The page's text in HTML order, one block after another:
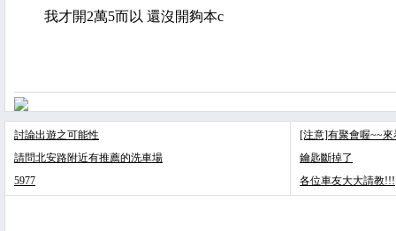
我才開2萬5而以 還沒開夠本c
討論出遊之可能性
請問北安路附近有推薦的洗車場
5977
[注意]有聚會喔~~來
鑰匙斷掉了
各位車友大大請教!!!